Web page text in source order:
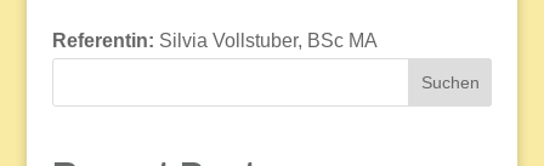
Referentin: Silvia Vollstuber, BSc MA
Suchen